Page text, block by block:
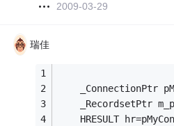
2009-03-29
瑞佳
_ConnectionPtr
_RecordsetPtr
HRESULT